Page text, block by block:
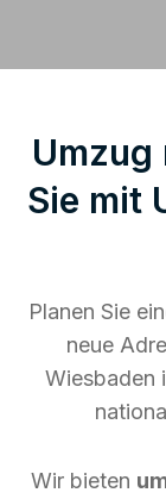
Umzug
Sie mit
Planen Sie
neue
Wiesbaden
Wir bieten